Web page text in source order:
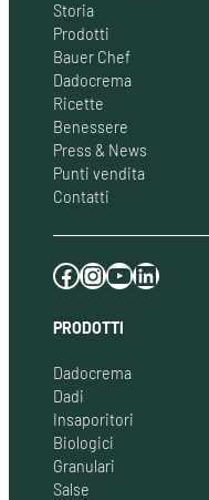
Storia
Prodotti
Bauer Chef
Dadocrema
Ricette
Benessere
Press & News
Punti vendita
Contatti
Facebook Instagram YouTube LinkedIn
PRODOTTI
Dadocrema
Dadi
Insaporitori
Biologici
Granulari
Salse